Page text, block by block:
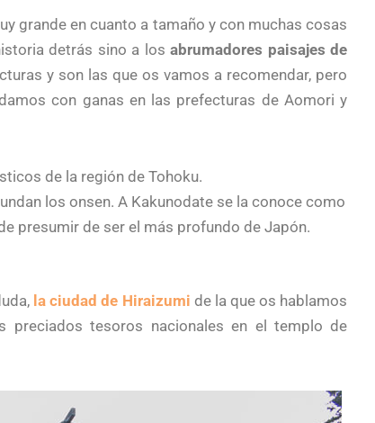
grande en cuanto a tamaño y con muchas cosas
detrás sino a losabrumadores paisajes de
y son las que os vamos a recomendar, pero
con ganas en las prefecturas de Aomori y
de la región de Tohoku.
los onsen. A Kakunodate se la conoce como
presumir de ser el más profundo de Japón.
la ciudad de Hiraizumi de la que os hablamos
preciados tesoros nacionales en el templo de